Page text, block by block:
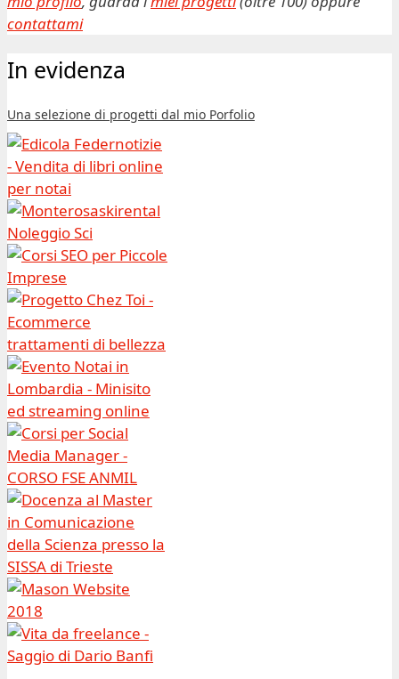
contattami
In evidenza
Una selezione di progetti dal mio Porfolio